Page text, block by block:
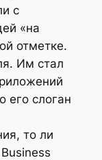
с
«на
отметке.
Им стал
его слоган
то ли